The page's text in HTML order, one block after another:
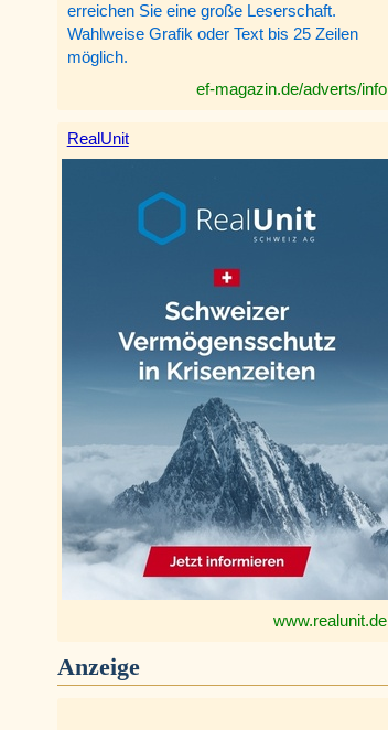
erreichen Sie eine große Leserschaft.
Wahlweise Grafik oder Text bis 25 Zeilen
möglich.
ef-magazin.de/adverts/info
RealUnit
www.realunit.de
Anzeige